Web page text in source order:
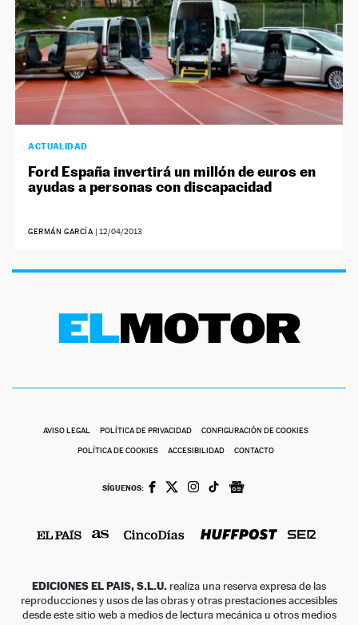
ACTUALIDAD
Ford España invertirá un millón de euros en
ayudas a personas con discapacidad
GERMÁN GARCÍA | 12/04/2013
AVISO LEGAL POLÍTICA DE PRIVACIDAD CONFIGURACIÓN DE COOKIES
POLÍTICA DE COOKIES ACCESIBILIDAD CONTACTO
SÍGUENOS:
EDICIONES EL PAIS, S.L.U. realiza una reserva expresa de las
reproducciones y usos de las obras y otras prestaciones accesibles
desde este sitio web a medios de lectura mecánica u otros medios